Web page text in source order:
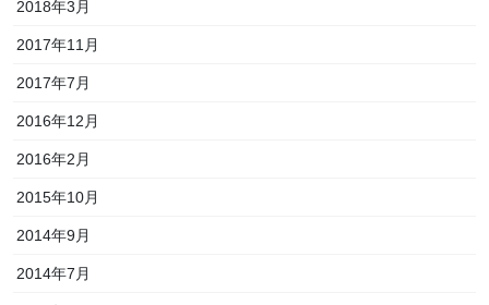
2018年3月
2017年11月
2017年7月
2016年12月
2016年2月
2015年10月
2014年9月
2014年7月